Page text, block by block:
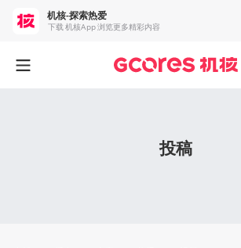
投稿
机核-探索热爱
下载 机核App 浏览更多精彩内容